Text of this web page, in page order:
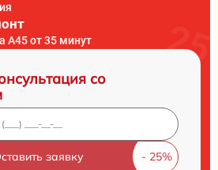
A45 от 35 минут
со
заявку